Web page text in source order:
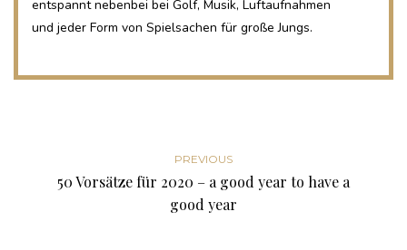
entspannt nebenbei bei Golf, Musik, Luftaufnahmen
und jeder Form von Spielsachen für große Jungs.
PREVIOUS
50 Vorsätze für 2020 – a good year to have a
good year